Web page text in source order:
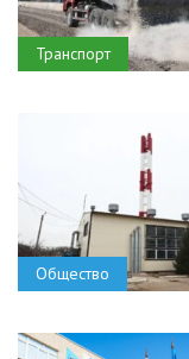
Транспорт
Общество